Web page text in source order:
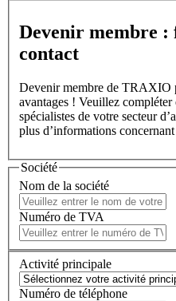
Devenir membre
contact
Devenir membre de TRAXIO
avantages ! Veuillez
spécialistes de votre secteur
plus d’informations
Société
Nom de la société
Numéro de TVA
Activité principale
Numéro de téléphone